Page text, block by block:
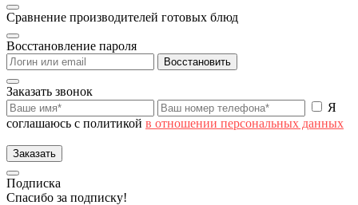
Сравнение производителей готовых блюд
Восстановление пароля
Восстановить
Заказать звонок
Я
соглашаюсь с политикой в отношении персональных данных
Заказать
Подписка
Спасибо за подписку!